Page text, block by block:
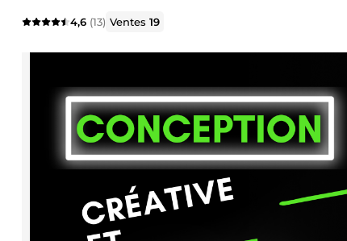
4,6 (13) Ventes19